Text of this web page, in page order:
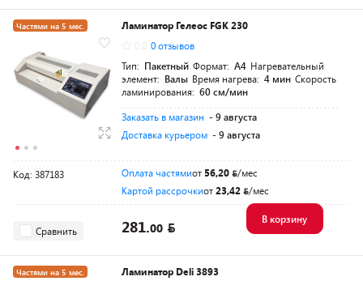
Частями на 5 мес.
Ламинатор Гелеос FGK 230
0 отзывов
Тип: Пакетный Формат: A4 Нагревательный
элемент: Валы Время нагрева: 4 мин Скорость
ламинирования: 60 см/мин
Заказать в магазин - 9 августа
Доставка курьером - 9 августа
Код: 387183 Оплата частямиот 56,20
/мес
Картой рассрочкиот23,42 /мес
Сравнить 281.00
В корзину
Частями на 5 мес.
Ламинатор Deli 3893